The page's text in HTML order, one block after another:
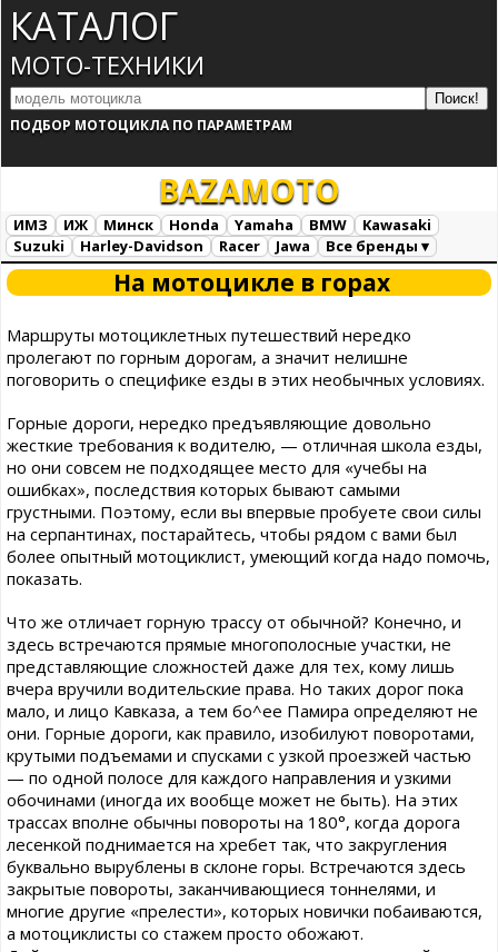
КАТАЛОГ
МОТО-ТЕХНИКИ
ПОДБОР МОТОЦИКЛА ПО ПАРАМЕТРАМ
BAZAMOTO
ИМЗ ИЖ Минск Honda Yamaha BMW
Kawasaki
Suzuki
Harley-Davidson Racer Jawa
Все бренды ▾
Все марки
Загрузка...
На мотоцикле в горах
Маршруты мотоциклетных путешествий нередко
пролегают по горным дорогам, а значит нелишне
поговорить о специфике езды в этих необычных условиях.
Горные дороги, нередко предъявляющие довольно
жесткие требования к водителю, — отличная школа езды,
но они совсем не подходящее место для «учебы на
ошибках», последствия которых бывают самыми
грустными. Поэтому, если вы впервые пробуете свои силы
на серпантинах, постарайтесь, чтобы рядом с вами был
более опытный мотоциклист, умеющий когда надо помочь,
показать.
Что же отличает горную трассу от обычной? Конечно, и
здесь встречаются прямые многополосные участки, не
представляющие сложностей даже для тех, кому лишь
вчера вручили водительские права. Но таких дорог пока
мало, и лицо Кавказа, а тем бо^ее Памира определяют не
они. Горные дороги, как правило, изобилуют поворотами,
крутыми подъемами и спусками с узкой проезжей частью
— по одной полосе для каждого направления и узкими
обочинами (иногда их вообще может не быть). На этих
трассах вполне обычны повороты на 180°, когда дорога
лесенкой поднимается на хребет так, что закругления
буквально вырублены в склоне горы. Встречаются здесь
закрытые повороты, заканчивающиеся тоннелями, и
многие другие «прелести», которых новички побаиваются,
а мотоциклисты со стажем просто обожают.